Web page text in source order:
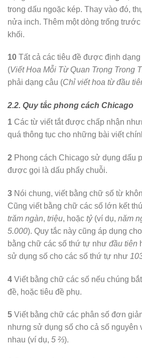
trong dấu ngoặc kép. Thay vào đó,
nửa inch. Thêm một dòng trống
khối.
10 Tất cả các tiêu đề được định
(Viết Hoa Mỗi Từ Quan Trọng Trong
phải dạng câu (Chỉ viết hoa từ đầu
2.2. Quy tắc phong cách Chicago
1 Các từ viết tắt được chấp nhận
quá thông tục cho những bài viết
2 Phong cách Chicago sử dụng dấu
được gọi là dấu phẩy chuỗi.
3 Nói chung, viết bằng chữ số từ
Cũng viết bằng chữ các số lớn kết
trăm ngàn, triệu, hoặc tỷ(ví dụ, năm
5.000). Quy tắc này cũng áp dụng cho
bằng chữ các số thứ tự như đầu tiên
sử dụng số cho các số thứ tự như
4 Viết bằng chữ các số nếu chúng
đề, hoặc tiêu đề phụ.
5 Viết bằng chữ các phân số đơn
nhưng sử dụng số cho cả số nguyên
nhau (ví dụ, 5 ⅔).